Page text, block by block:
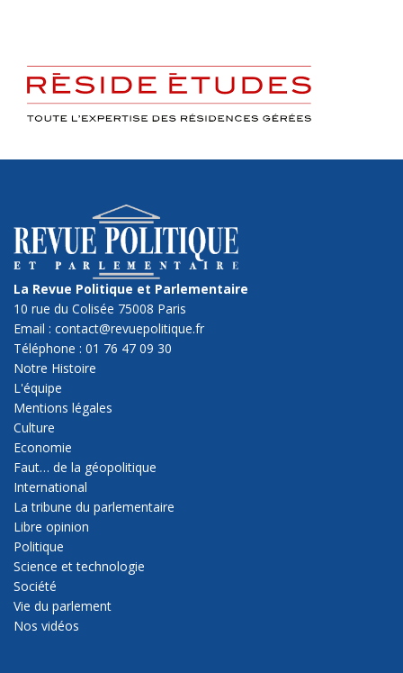
La Revue Politique et Parlementaire
10 rue du Colisée 75008 Paris
Email : contact@revuepolitique.fr
Téléphone : 01 76 47 09 30
Notre Histoire
L'équipe
Mentions légales
Culture
Economie
Faut… de la géopolitique
International
La tribune du parlementaire
Libre opinion
Politique
Science et technologie
Société
Vie du parlement
Nos vidéos